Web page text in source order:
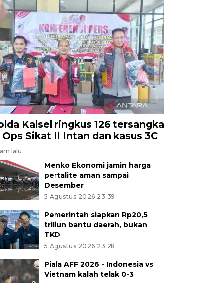
Kalsel ringkus 126 tersangka
Ops Sikat II Intan dan kasus 3C
lalu
Menko Ekonomi jamin harga
pertalite aman sampai
Desember
5 Agustus 2026 23:39
Pemerintah siapkan Rp20,5
triliun bantu daerah, bukan
TKD
5 Agustus 2026 23:28
Piala AFF 2026 - Indonesia vs
Vietnam kalah telak 0-3